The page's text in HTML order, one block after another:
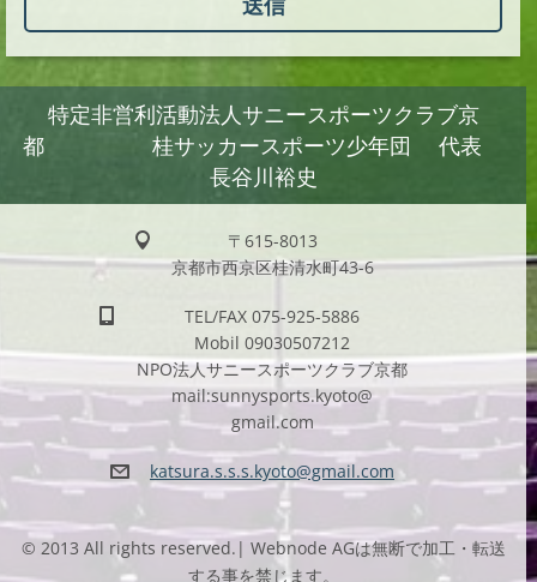
特定非営利活動法人サニースポーツクラブ京
都 桂サッカースポーツ少年団 代表
長谷川裕史
〒615-8013
京都市西京区桂清水町43-6
TEL/FAX 075-925-5886
Mobil 09030507212
NPO法人サニースポーツクラブ京都
mail:sunnysports.kyoto@
gmail.com
katsura.s.s.s.kyoto@gmail.com
© 2013 All rights reserved.| Webnode AGは無断で加工・転送
する事を禁じます。